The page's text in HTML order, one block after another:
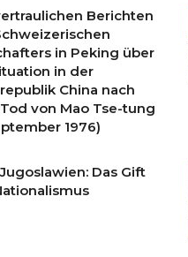
Berichten
in Peking über
in der
China nach
von Mao Tse-tung
1976)
Das Gift